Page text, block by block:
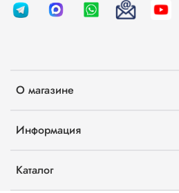
О магазине
Информация
Каталог